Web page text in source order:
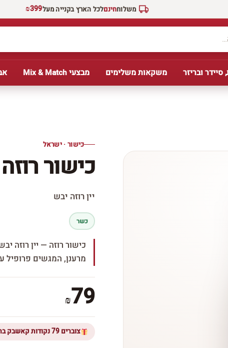
משלוחחינםלכל הארץ בקנייה מעל₪399
סיידר ובריזר משקאות משלימים מבצעי Mix & Match
כישור · ישראל
כישור רוזה
יין רוזה יבש
כשר
כישור רוזה — יין רוזה
מרענן, המגשים פרופיל
₪79
צוברים 79 נקודות קאשבק ברכישת מוצר זה